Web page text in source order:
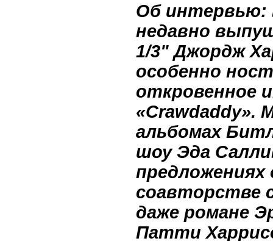
Об интервью:
недавно
1/3" Джордж
особенно
откровенное
«Crawdaddy».
альбомах
шоу Эда
предложениях
соавторстве
даже романе
Патти